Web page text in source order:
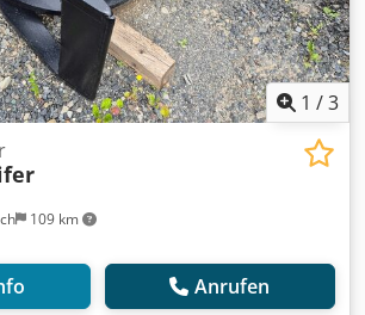
vollständige Holp Programm! Irrtümer
vorbehalten! Interne-ID: 501171 =
= Neu: Ja Verwendungszweck:
570 kg Wenden Sie sich an Marius
Informationen zu erhalten.
1 /3
109 km
Anrufen